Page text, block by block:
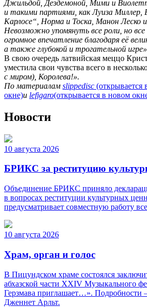
Джильдой, Дездемоной, Мими и
и такими партиями, как Луиза Миллер,
Карлосе“, Норма и Тоска, Манон Леско
Невозможно упомянуть все роли, но все
огромное впечатление благодаря её
а также глубокой и трогательной игре»
В свою очередь латвийская меццо
уместила свои чувства всего в
с миром), Королева!».
По материалам slippedisc (открывается
окне)и lefigaro(открывается в новом
Новости
10 августа 2026
БРИКС за реституцию
Объединение БРИКС приняло
в вопросах реституции культурных
предусматривает совместную работу
10 августа 2026
Храм, орган и голос
В Пицундском храме состоялся
абхазской части XXIV Музыкального
Герзмава приглашает…». Подробности
Дженнет Арльт.